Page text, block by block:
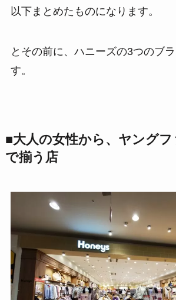
以下まとめたものになります。
とその前に、ハニーズの3つのブ
す。
■大人の女性から、ヤング
で揃う店